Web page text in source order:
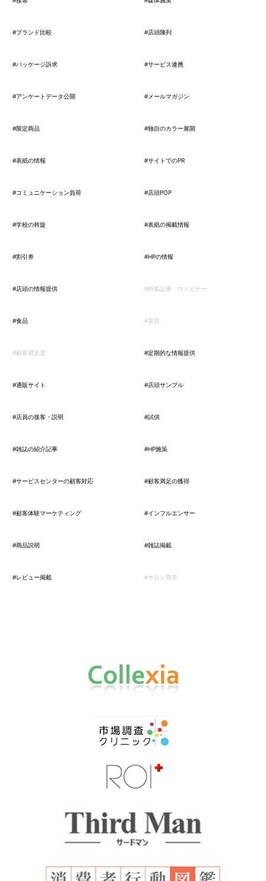
#ブランド比較 #店頭陳列
#パッケージ訴求 #サービス連携
#アンケートデータ公開 #メールマガジン
#限定商品 #独自のカラー展開
#表紙の情報 #サイトでのPR
#コミュニケーション負荷 #店頭POP
#学校の斡旋 #表紙の掲載情報
#割引券 #HPの情報
#店頭の情報提供 #特集記事、ウェビナー
#食品 #美容
#顧客満足度 #定期的な情報提供
#通販サイト #店頭サンプル
#店員の接客・説明 #試供
#雑誌の紹介記事 #HP施策
#サービスセンターの顧客対応 #顧客満足の獲得
#顧客体験マーケティング #インフルエンサー
#商品説明 #雑誌掲載
#レビュー掲載 #サロン専売